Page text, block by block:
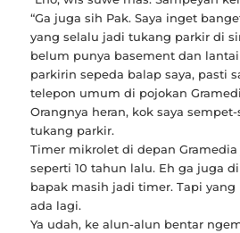
“Ga juga sih Pak. Saya inget
yang selalu jadi tukang parkir di
belum punya basement dan
parkirin sepeda balap saya, pasti
telepon umum di pojokan
Orangnya heran, kok saya
tukang parkir.
Timer mikrolet di depan
seperti 10 tahun lalu. Eh ga juga
bapak masih jadi timer. Tapi
ada lagi.
Ya udah, ke alun-alun bentar